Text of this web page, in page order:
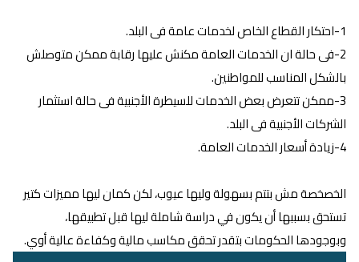
1-احتكار القطاع الخاص لخدمات عامة فى البلد.
2-فى حالة ان الخدمات العامة مكنش عليها رقابة ممكن متوصلش
بالشكل المناسب للمواطنين.
3-ممكن تتعرض بعض الخدمات للسيطرة الأجنبية فى حالة استثمار
الشركات الأجنبية فى البلد.
4-زيادة أسعار الخدمات العامة.
الخصخصة مش بتتم بسهولة وليها عيوب، لكن كمان ليها مميزات كتير
تستحق بسببها أن يكون في دراسة شاملة ليها قبل تطبيقها،
وبوجودها الحكومات بتقدر تحقق مكاسب مالية وكفاءة عالية أوي.